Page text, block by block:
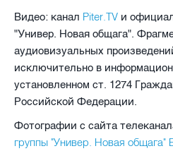
Видео: канал Piter.TV и
"Универ. Новая общага".
аудиовизуальных
исключительно в
установленном ст. 1274
Российской Федерации.
Фотографии с сайта
группы "Универ. Новая общага"